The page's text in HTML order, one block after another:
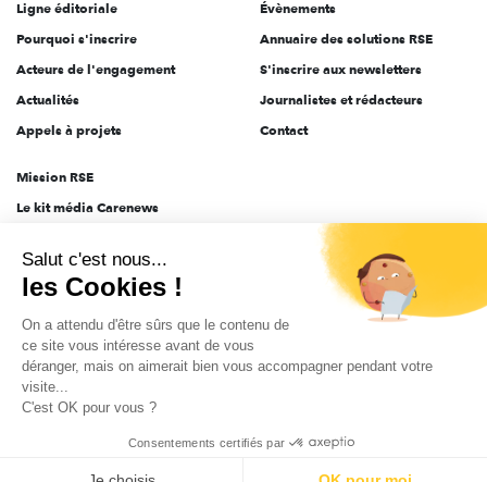
Ligne éditoriale
Pourquoi s'inscrire
Acteurs de l'engagement
Actualités
Appels à projets
Évènements
Annuaire des solutions RSE
S'inscrire aux newsletters
Journalistes et rédacteurs
Contact
Mission RSE
Le kit média Carenews
AEF info
Novethic
PRODURABLE
Inclusiv Day
Données personnelles Mentions légales 2025-2026 Tout droits réservés
Salut c'est nous...
les Cookies !
On a attendu d'être sûrs que le contenu de
ce site vous intéresse avant de vous
déranger, mais on aimerait bien vous accompagner pendant votre
visite...
C'est OK pour vous ?
Consentements certifiés par